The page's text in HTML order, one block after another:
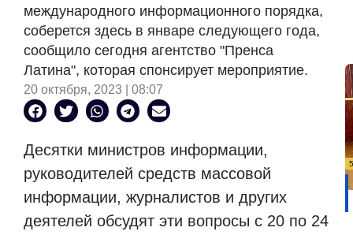
международного информационного порядка,
соберется здесь в январе следующего года,
сообщило сегодня агентство "Пренса
Латина", которая спонсирует мероприятие.
20 октября, 2023 | 08:07
Десятки министров информации,
руководителей средств массовой
информации, журналистов и других
деятелей обсудят эти вопросы с 20 по 24